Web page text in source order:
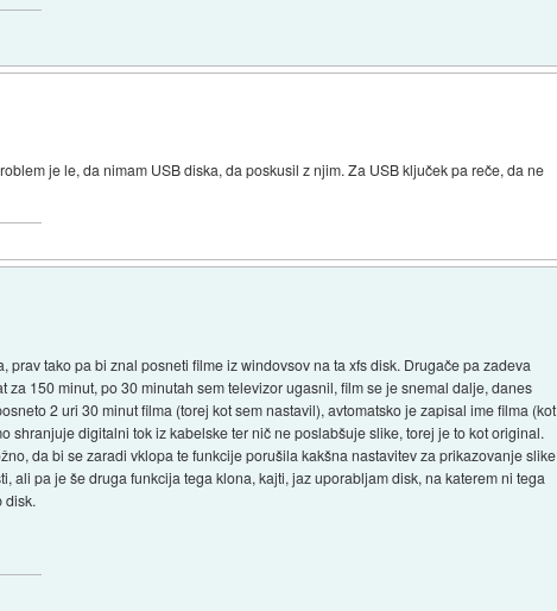
je le, da nimam USB diska, da poskusil z njim. Za USB ključek pa reče, da ne
tako pa bi znal posneti filme iz windovsov na ta xfs disk. Drugače pa zadeva
150 minut, po 30 minutah sem televizor ugasnil, film se je snemal dalje, danes
2 uri 30 minut filma (torej kot sem nastavil), avtomatsko je zapisal ime filma (kot
shranjuje digitalni tok iz kabelske ter nič ne poslabšuje slike, torej je to kot original.
da bi se zaradi vklopa te funkcije porušila kakšna nastavitev za prikazovanje slike
pa je še druga funkcija tega klona, kajti, jaz uporabljam disk, na katerem ni tega
disk.